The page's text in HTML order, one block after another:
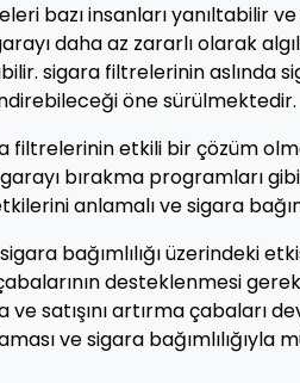
bazı insanları yanıltabilir
daha az zararlı olarak
sigara filtrelerinin aslında
öne sürülmektedir.
filtrelerinin etkili bir çözüm
bırakma programları
anlamalı ve sigara
bağımlılığı üzerindeki
desteklenmesi
satışını artırma çabaları
ve sigara